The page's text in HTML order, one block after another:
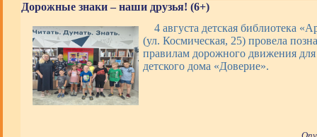
Дорожные знаки – наши друзья! (6+)
4 августа детская библиотека
(ул. Космическая, 25) провела
правилам дорожного движения
детского дома «Доверие».